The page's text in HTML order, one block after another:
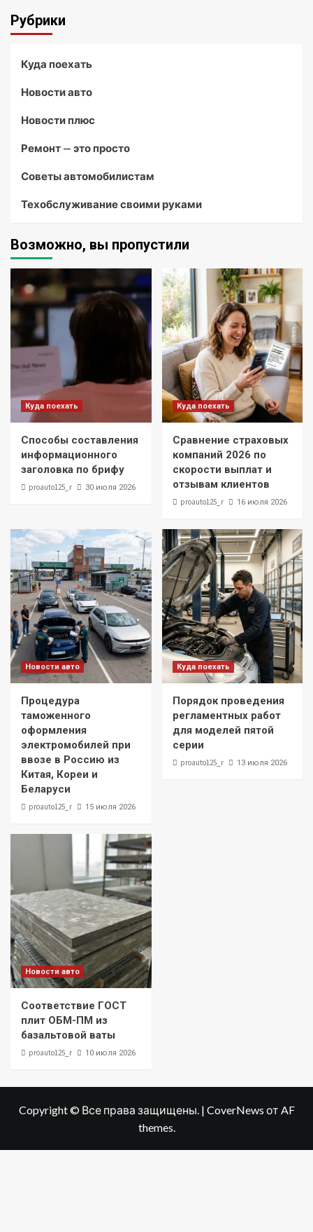
Рубрики
Куда поехать
Новости авто
Новости плюс
Ремонт — это просто
Советы автомобилистам
Техобслуживание своими руками
Возможно, вы пропустили
Куда поехать
Способы составления
информационного
заголовка по брифу
proauto125_r 30 июля 2026
Куда поехать
Сравнение страховых
компаний 2026 по
скорости выплат и
отзывам клиентов
proauto125_r 16 июля 2026
Новости авто
Процедура
таможенного
оформления
электромобилей при
ввозе в Россию из
Китая, Кореи и
Беларуси
proauto125_r 15 июля 2026
Куда поехать
Порядок проведения
регламентных работ
для моделей пятой
серии
proauto125_r 13 июля 2026
Новости авто
Соответствие ГОСТ
плит ОБМ-ПМ из
базальтовой ваты
proauto125_r 10 июля 2026
Copyright © Все права защищены. | CoverNews от AF
themes.